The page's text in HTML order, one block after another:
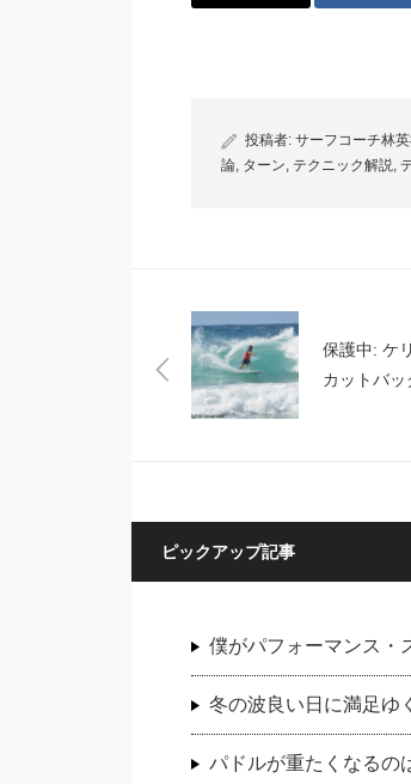
投稿者: サーフコーチ林
論, ターン, テクニック解説,
保護中: ケ
カットバ
ピックアップ記事
僕がパフォーマンス・
冬の波良い日に満足ゆ
パドルが重たくなるの